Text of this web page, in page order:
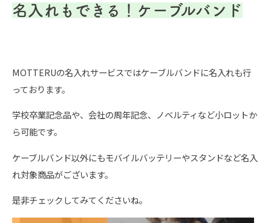
名入れもできる！ケーブルバンド
MOTTERUの名入れサービスではケーブルバンドに名入れも行
っております。
学校卒業記念品や、会社の周年記念、ノベルティなど小ロットか
ら可能です。
ケーブルバンド以外にもモバイルバッテリーやスタンドなど名入
れ対象商品がございます。
是非チェックしてみてくださいね。